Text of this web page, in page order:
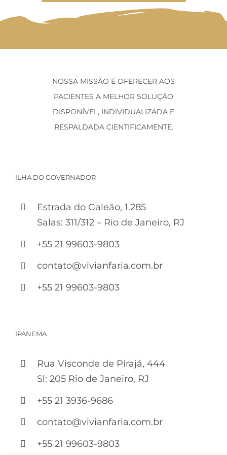
NOSSA MISSÃO É OFERECER AOS
PACIENTES A MELHOR SOLUÇÃO
DISPONÍVEL, INDIVIDUALIZADA E
RESPALDADA CIENTIFICAMENTE.
ILHA DO GOVERNADOR
Estrada do Galeão, 1.285
Salas: 311/312 – Rio de Janeiro, RJ
+55 21 99603-9803
contato@vivianfaria.com.br
+55 21 99603-9803
IPANEMA
Rua Visconde de Pirajá, 444
Sl: 205 Rio de Janeiro, RJ
+55 21 3936-9686
contato@vivianfaria.com.br
+55 21 99603-9803